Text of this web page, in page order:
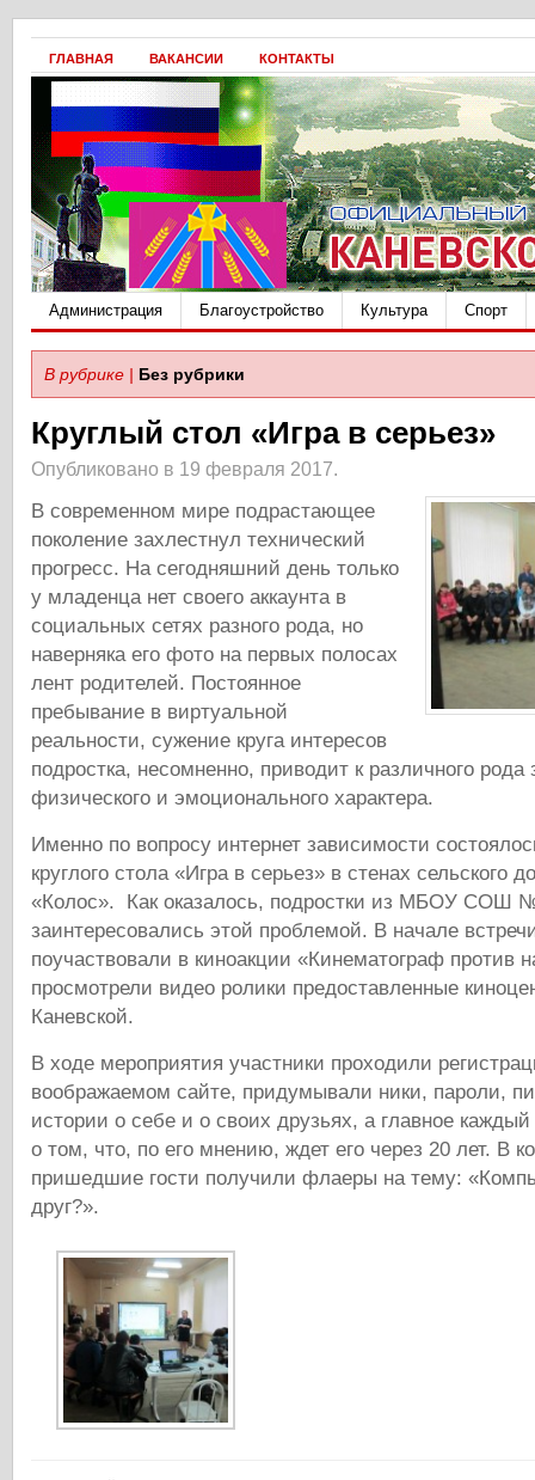
ГЛАВНАЯ ВАКАНСИИ КОНТАКТЫ
Администрация Благоустройство Культура Спорт
В рубрике | Без рубрики
Круглый стол «Игра в серьез»
Опубликовано в 19 февраля 2017.
В современном мире подрастающее
поколение захлестнул технический
прогресс. На сегодняшний день только
у младенца нет своего аккаунта в
социальных сетях разного рода, но
наверняка его фото на первых полосах
лент родителей. Постоянное
пребывание в виртуальной
реальности, сужение круга интересов
подростка, несомненно, приводит к различного
физического и эмоционального характера.
Именно по вопросу интернет зависимости
круглого стола «Игра в серьез» в стенах сельского
«Колос». Как оказалось, подростки из МБОУ СОШ
заинтересовались этой проблемой. В начале
поучаствовали в киноакции «Кинематограф против
просмотрели видео ролики предоставленные
Каневской.
В ходе мероприятия участники проходили
воображаемом сайте, придумывали ники, пароли,
истории о себе и о своих друзьях, а главное
о том, что, по его мнению, ждет его через 20 лет. В
пришедшие гости получили флаеры на тему:
друг?».